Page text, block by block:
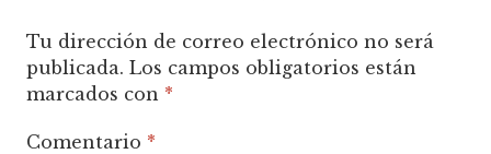
Tu dirección de correo electrónico no será
publicada. Los campos obligatorios están
marcados con *
Comentario *